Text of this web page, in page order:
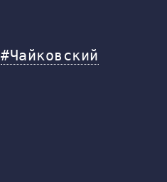
#Чайковский